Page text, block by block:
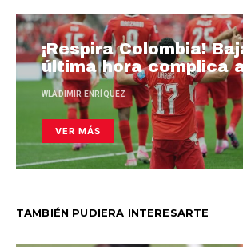
¡Respira Colombia!
última hora complica
WLADIMIR ENRÍQUEZ
VER MÁS
TAMBIÉN PUDIERA INTERESARTE